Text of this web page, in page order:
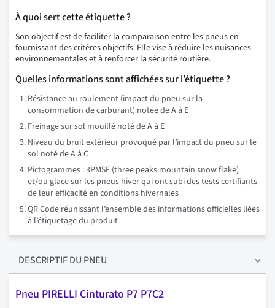
À quoi sert cette étiquette ?
Son objectif est de faciliter la comparaison entre les pneus en
fournissant des critères objectifs. Elle vise à réduire les nuisances
environnementales et à renforcer la sécurité routière.
Quelles informations sont affichées sur l’étiquette ?
Résistance au roulement (impact du pneu sur la
consommation de carburant) notée de A à E
Freinage sur sol mouillé noté de A à E
Niveau du bruit extérieur provoqué par l’impact du pneu sur le
sol noté de A à C
Pictogrammes : 3PMSF (three peaks mountain snow flake)
et/ou glace sur les pneus hiver qui ont subi des tests certifiants
de leur efficacité en conditions hivernales
QR Code réunissant l’ensemble des informations officielles liées
à l’étiquetage du produit
DESCRIPTIFDU PNEU
Pneu PIRELLI Cinturato P7 P7C2